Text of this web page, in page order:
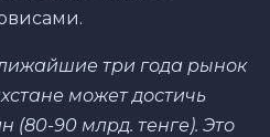
три года рынок
может достичь
(80-90 млрд. тенге). Это